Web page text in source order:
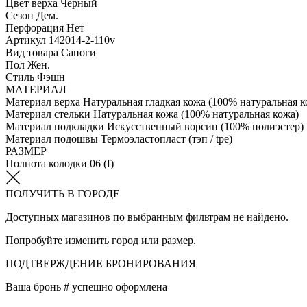
Цвет верха Черный
Сезон Дем.
Перфорация Нет
Артикул 142014-2-110v
Вид товара Сапоги
Пол Жен.
Стиль Фэшн
МАТЕРИАЛ
Материал верха Натуральная гладкая кожа (100% натуральная
Материал стельки Натуральная кожа (100% натуральная кожа)
Материал подкладки Искусственный ворсин (100% полиэстер)
Материал подошвы Термоэластопласт (тэп / tpe)
РАЗМЕР
Полнота колодки 06 (f)
ПОЛУЧИТЬ В ГОРОДЕ
Доступных магазинов по выбранным фильтрам не найдено.
Попробуйте изменить город или размер.
ПОДТВЕРЖДЕНИЕ БРОНИРОВАНИЯ
Ваша бронь # успешно оформлена